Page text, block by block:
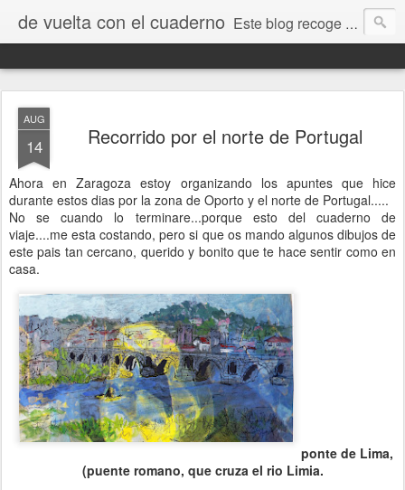
de vuelta con el cuaderno Este blog recoge trabajos, fotos, opiniones y comentarios originados por dibujantes desde el I encuentro "De vuelta con el cuaderno" que tuvo lugar en Jaca en septiembre de 2009.
AUG
14 Recorrido por el norte de Portugal
Ahora en Zaragoza estoy organizando los apuntes que hice
durante estos dias por la zona de Oporto y el norte de Portugal.....
No se cuando lo terminare...porque esto del cuaderno de
viaje....me esta costando, pero si que os mando algunos dibujos de
este pais tan cercano, querido y bonito que te hace sentir como en
casa.
ponte de Lima,
(puente romano, que cruza el rio Limia.